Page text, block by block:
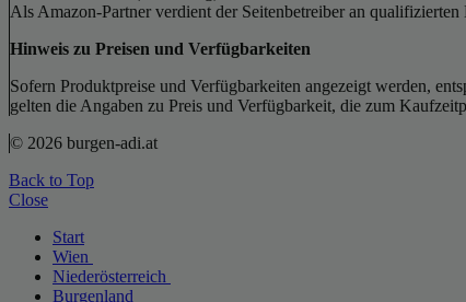
Als Amazon-Partner verdient der Seitenbetreiber an qualifizierten
Hinweis zu Preisen und Verfügbarkeiten
Sofern Produktpreise und Verfügbarkeiten angezeigt werden,
gelten die Angaben zu Preis und Verfügbarkeit, die zum
© 2026 burgen-adi.at
Back to Top
Close
Start
Wien
Niederösterreich
Burgenland